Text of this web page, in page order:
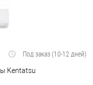
Под заказ (10-12 дней)
Kentatsu